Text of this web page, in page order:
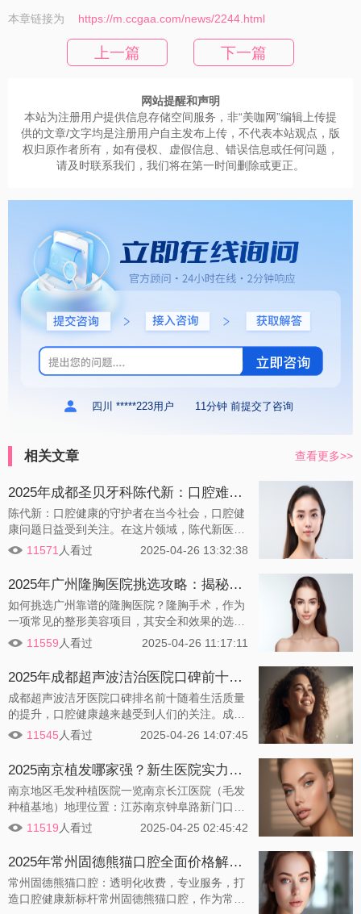
本章链接为 https://m.ccgaa.com/news/2244.html
上一篇 下一篇
网站提醒和声明
本站为注册用户提供信息存储空间服务，非“美咖网”编辑上传提
供的文章/文字均是注册用户自主发布上传，不代表本站观点，版
权归原作者所有，如有侵权、虚假信息、错误信息或任何问题，
请及时联系我们，我们将在第一时间删除或更正。
四川 *****223用户 11分钟 前提交了咨询
相关文章 查看更多>>
2025年成都圣贝牙科陈代新：口腔难题一网打尽，专业服务更贴心！
陈代新：口腔健康的守护者在当今社会，口腔健
康问题日益受到关注。在这片领域，陈代新医生
以其卓越的医术和热情的服务，成为了备受赞誉
特之处呢？
2025-04-26 13:32:38
11571 人看过
2025年广州隆胸医院挑选攻略：揭秘如何甄别优质医疗机构
如何挑选广州靠谱的隆胸医院？隆胸手术，作为
一项常见的整形美容项目，其安全和效果的选择
至关重要。在广州这座繁华的大都市，众多的医
院成了许多人的难题。以下是一些挑选医院时值
得关注的因素：
2025-04-26 11:17:11
11559 人看过
2025年成都超声波洁治医院口碑前十盘点！成都微笑口腔诊所，专业护理，绽放洁白笑容！
成都超声波洁牙医院口碑排名前十随着生活质量
的提升，口腔健康越来越受到人们的关注。成都
市内涌现了众多专业的超声波洁牙医院，以下是
医院口碑排名前十的医院介绍：
2025-04-26 14:07:45
11545人看过
2025南京植发哪家强？新生医院实力解析！
南京地区毛发种植医院一览南京长江医院（毛发
种植基地）地理位置：江苏南京钟阜路新门口18
号（南京市鼓楼区新门口18号）成立时间：200
发朋友带来新生，成为华东地区较早成立的毛发
种植基地。业务范围：提供头发种植、鬓发种
植、眉毛种植、睫毛种植、胡须种植、胸毛种
植、腋毛种植、体毛种植等服务，以及毛发检
2025-04-25 02:45:42
11519 人看过
2025年常州固德熊猫口腔全面价格解析：种植牙、隐形矫正、儿童齿科优惠活动一览
常州固德熊猫口腔：透明化收费，专业服务，打
造口腔健康新标杆常州固德熊猫口腔，作为常州